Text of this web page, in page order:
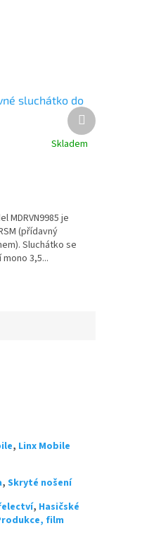
sluchátko do
Skladem
MDRVN9985 je
(přídavný
Sluchátko se
3,5...
Další
produkt
, Linx Mobile
,Skryté nošení
, Hasičské
film